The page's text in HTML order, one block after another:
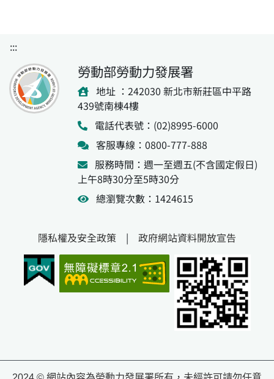
:::
勞動部勞動力發展署
地址 ：242030 新北市新莊區中平路
439號南棟4樓
電話代表號：(02)8995-6000
客服專線：0800-777-888
服務時間：週一至週五(不含國定假日)
上午8時30分至5時30分
總瀏覽次數：1424615
隱私權及安全政策 | 政府網站資料開放宣告